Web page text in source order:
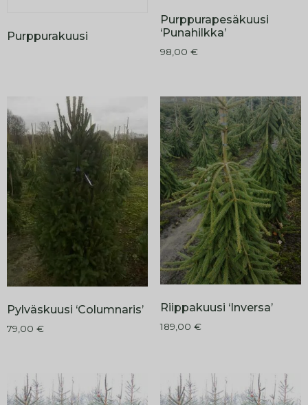
Purppurakuusi
Purppurapesäkuusi
‘Punahilkka’
98,00 €
Pylväskuusi ‘Columnaris’
79,00 €
Riippakuusi ‘Inversa’
189,00 €